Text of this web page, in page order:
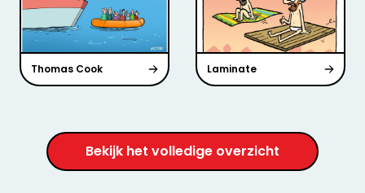
Thomas Cook Laminate
Bekijk het volledige overzicht